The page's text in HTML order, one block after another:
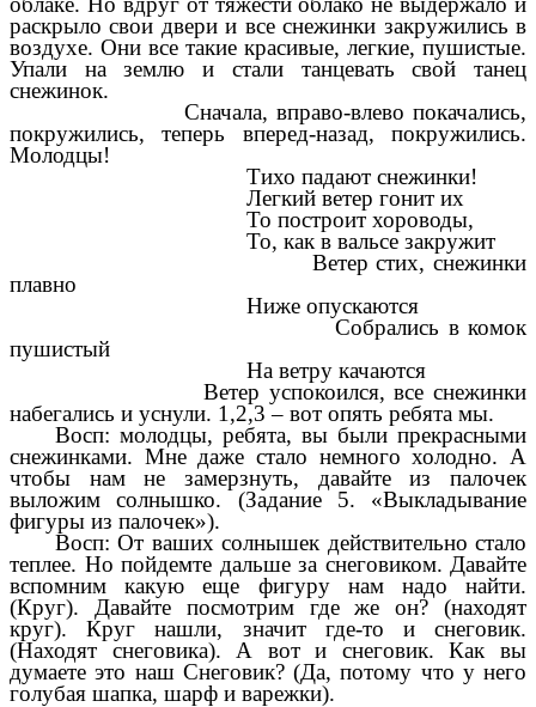
раскрыло свои двери и все снежинки закружились в
воздухе. Они все такие красивые, легкие, пушистые.
Упали на землю и стали танцевать свой танец
снежинок.
Сначала, вправо-влево покачались,
покружились, теперь вперед-назад, покружились.
Молодцы!
Тихо падают снежинки!
Легкий ветер гонит их
То построит хороводы,
То, как в вальсе закружит
Ветер стих, снежинки
плавно
Ниже опускаются
Собрались в комок
пушистый
На ветру качаются
Ветер успокоился, все снежинки
набегались и уснули. 1,2,3 – вот опять ребята мы.
Восп: молодцы, ребята, вы были прекрасными
снежинками. Мне даже стало немного холодно. А
чтобы нам не замерзнуть, давайте из палочек
выложим солнышко. (Задание 5. «Выкладывание
фигуры из палочек»).
Восп: От ваших солнышек действительно стало
теплее. Но пойдемте дальше за снеговиком. Давайте
вспомним какую еще фигуру нам надо найти.
(Круг). Давайте посмотрим где же он? (находят
круг). Круг нашли, значит где-то и снеговик.
(Находят снеговика). А вот и снеговик. Как вы
думаете это наш Снеговик? (Да, потому что у него
голубая шапка, шарф и варежки).